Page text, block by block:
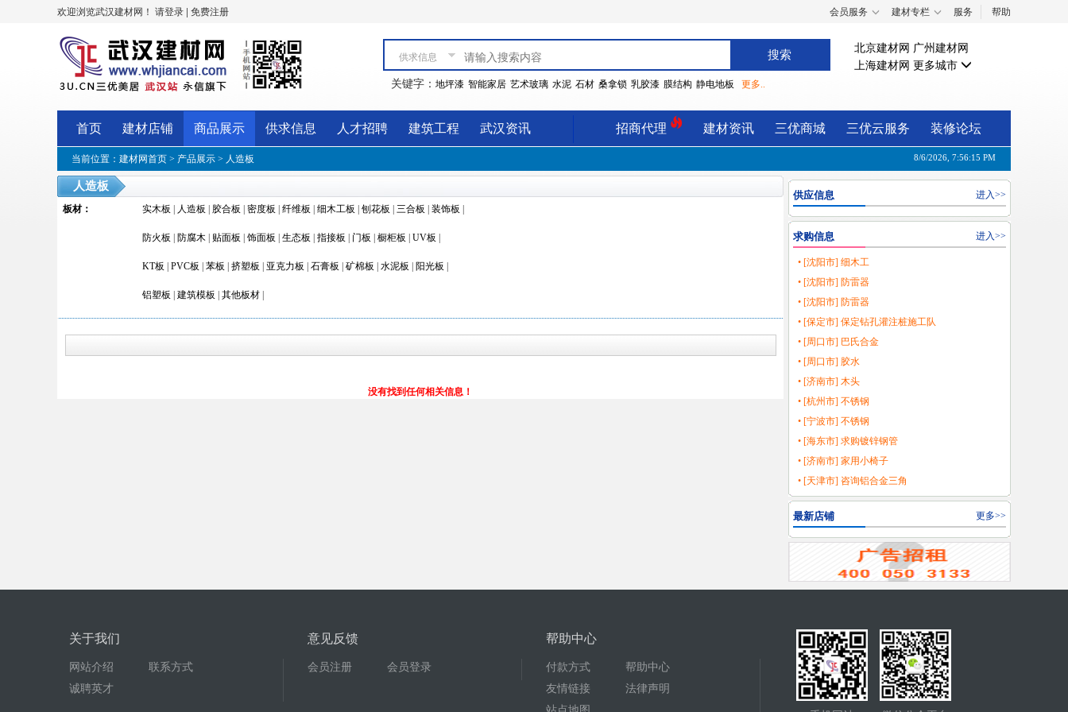
欢迎浏览武汉建材网！ 请登录 | 免费注册 会员服务 建材专栏 服务 帮助
供求信息
关键字： 地坪漆 智能家居 艺术玻璃 水泥 石材 桑拿锁 乳胶漆 膜结构 静电地板 更多..
北京建材网 广州建材网
上海建材网 更多城市
首页 建材店铺 商品展示 供求信息 人才招聘 建筑工程 武汉资讯 招商代理 建材资讯 三优商城 三优云服务 装修论坛
当前位置： 建材网首页 > 产品展示 > 人造板 8/6/2026, 7:56:15 PM
人造板
板材： 实木板 人造板 胶合板 密度板 纤维板 细木工板 刨花板 三合板 装饰板
防火板 防腐木 贴面板 饰面板 生态板 指接板 门板 橱柜板 UV板
KT板 PVC板 苯板 挤塑板 亚克力板 石膏板 矿棉板 水泥板 阳光板
铝塑板 建筑模板 其他板材
没有找到任何相关信息！
供应信息 进入>>
求购信息 进入>>
• [沈阳市] 细木工
• [沈阳市] 防雷器
• [沈阳市] 防雷器
• [保定市] 保定钻孔灌注桩施工队
• [周口市] 巴氏合金
• [周口市] 胶水
• [济南市] 木头
• [杭州市] 不锈钢
• [宁波市] 不锈钢
• [海东市] 求购镀锌钢管
• [济南市] 家用小椅子
• [天津市] 咨询铝合金三角
最新店铺 更多>>
关于我们
网站介绍
联系方式
诚聘英才
意见反馈
会员注册 会员登录
帮助中心
付款方式
帮助中心
友情链接
法律声明